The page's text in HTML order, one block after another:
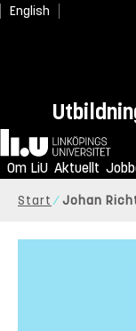
English
Hem
Om LiU Aktuellt
Start Johan